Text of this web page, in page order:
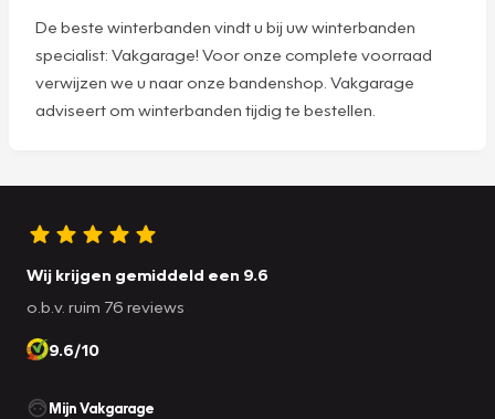
De beste winterbanden vindt u bij uw winterbanden
specialist: Vakgarage! Voor onze complete voorraad
verwijzen we u naar onze bandenshop. Vakgarage
adviseert om winterbanden tijdig te bestellen.
Wij krijgen gemiddeld een 9.6
o.b.v. ruim 76 reviews
9.6/10
Mijn Vakgarage